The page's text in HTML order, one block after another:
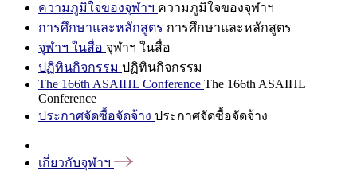
ความภูมิใจของจุฬาฯ ความภูมิใจของจุฬาฯ
การศึกษาและหลักสูตร การศึกษาและหลักสูตร
จุฬาฯ ในสื่อ จุฬาฯ ในสื่อ
ปฏิทินกิจกรรม ปฏิทินกิจกรรม
The 166th ASAIHL Conference The 166th ASAIHL
Conference
ประกาศจัดซื้อจัดจ้าง ประกาศจัดซื้อจัดจ้าง
เกี่ยวกับจุฬาฯ